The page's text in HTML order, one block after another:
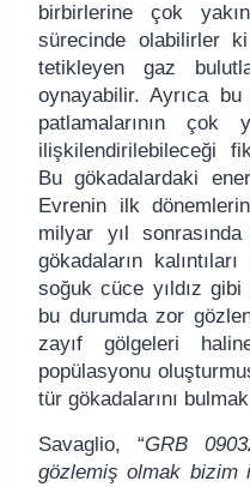
birbirlerine çok
sürecinde olabilirler
tetikleyen gaz
oynayabilir. Ayrıca bu
patlamalarının çok
ilişkilendirilebileceği
Bu gökadalardaki
Evrenin ilk
milyar yıl
gökadaların
soğuk cüce yıldız gibi
bu durumda zor
zayıf gölgeleri
popülasyonu
tür gökadalarını
Savaglio, “GRB
gözlemiş olmak bizim